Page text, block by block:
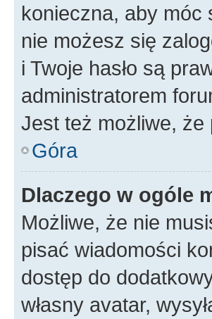
konieczna, aby móc
nie możesz się
i Twoje hasło są
administratorem
Jest też możliwe, że
Góra
Dlaczego w ogóle
Możliwe, że nie
pisać wiadomości
dostęp do
własny avatar,